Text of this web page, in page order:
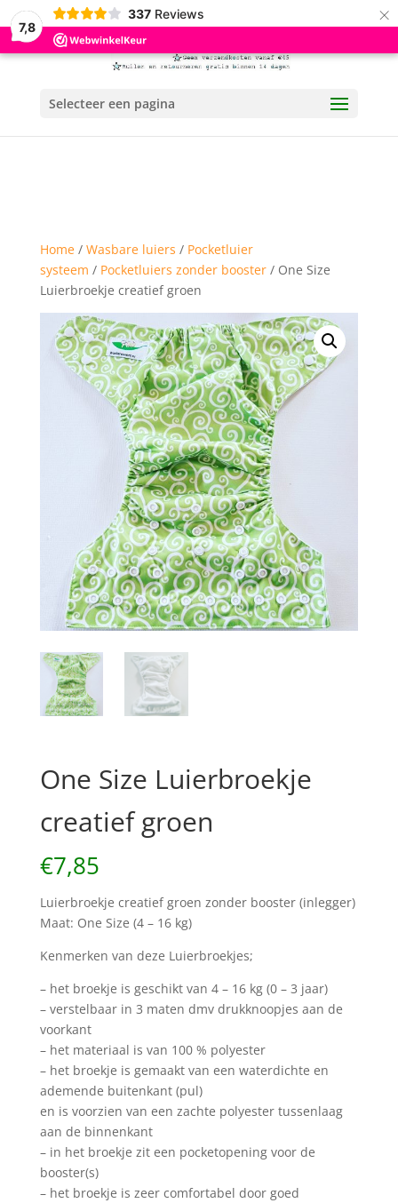
7,8
337 Reviews ×
Selecteer een pagina
Home/ Wasbare luiers / Pocketluier
systeem / Pocketluiers zonder booster/ One Size
Luierbroekje creatief groen
One Size Luierbroekje
creatief groen
€7,85
Luierbroekje creatief groen zonder booster (inlegger)
Maat: One Size (4 – 16 kg)
Kenmerken van deze Luierbroekjes;
– het broekje is geschikt van 4 – 16 kg (0 – 3 jaar)
– verstelbaar in 3 maten dmv drukknoopjes aan de
voorkant
– het materiaal is van 100 % polyester
– het broekje is gemaakt van een waterdichte en
ademende buitenkant (pul)
en is voorzien van een zachte polyester tussenlaag
aan de binnenkant
– in het broekje zit een pocketopening voor de
booster(s)
– het broekje is zeer comfortabel door goed